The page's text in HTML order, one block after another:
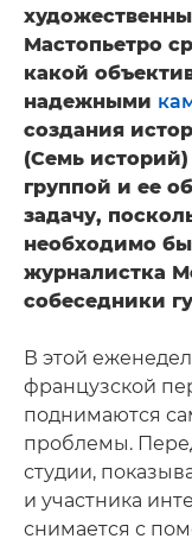
Мастопьетро
какой
надежными
создания
(Семь
группой и ее
задачу,
необходимо
журналистка
собеседники
В этой
французской
поднимаются
проблемы.
студии,
и участника
снимается с